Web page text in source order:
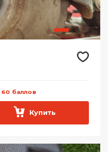
60 баллов
Купить